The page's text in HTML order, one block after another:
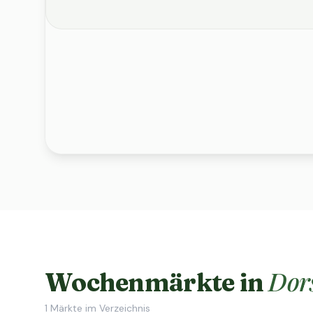
Wochenmärkte in
1 Märkte im Verzeichnis